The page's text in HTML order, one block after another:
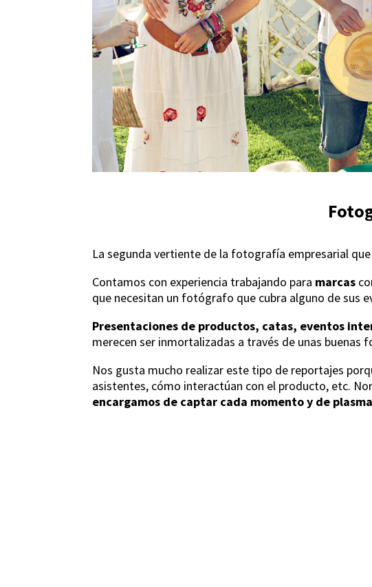
La segunda vertiente de la fotografía empresarial
Contamos con experiencia trabajando para marcas
que necesitan un fotógrafo que cubra alguno de sus
Presentaciones de productos, catas, eventos
merecen ser inmortalizadas a través de unas buenas
Nos gusta mucho realizar este tipo de reportajes
asistentes, cómo interactúan con el producto, etc.
encargamos de captar cada momento y de